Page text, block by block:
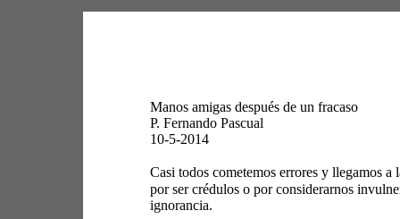
Manos amigas después de un fracaso
P. Fernando Pascual
10-5-2014
Casi todos cometemos errores y llegamos
por ser crédulos o por considerarnos
ignorancia.